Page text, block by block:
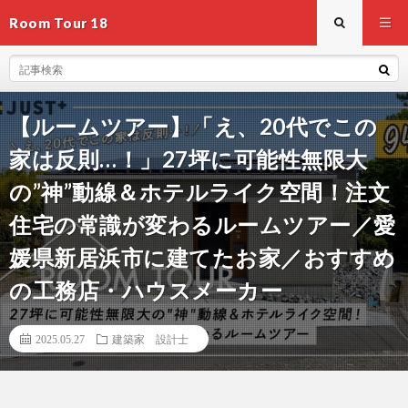
Room Tour 18
【ルームツアー】「え、20代でこの
家は反則…！」27坪に可能性無限大
の”神”動線＆ホテルライク空間！注文
住宅の常識が変わるルームツアー／愛
媛県新居浜市に建てたお家／おすすめ
の工務店・ハウスメーカー
2025.05.27 建築家 設計士